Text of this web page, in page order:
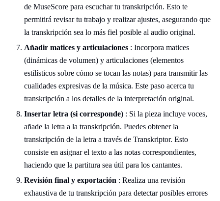
de MuseScore para escuchar tu transkripción. Esto te
permitirá revisar tu trabajo y realizar ajustes, asegurando que
la transkripción sea lo más fiel posible al audio original.
Añadir matices y articulaciones : Incorpora matices
(dinámicas de volumen) y articulaciones (elementos
estilísticos sobre cómo se tocan las notas) para transmitir las
cualidades expresivas de la música. Este paso acerca tu
transkripción a los detalles de la interpretación original.
Insertar letra (si corresponde) : Si la pieza incluye voces,
añade la letra a la transkripción. Puedes obtener la
transkripción de la letra a través de Transkriptor. Esto
consiste en asignar el texto a las notas correspondientes,
haciendo que la partitura sea útil para los cantantes.
Revisión final y exportación : Realiza una revisión
exhaustiva de tu transkripción para detectar posibles errores